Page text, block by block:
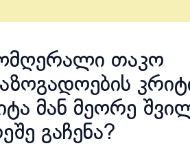
თაკო
მან მეორე
გაჩენა?